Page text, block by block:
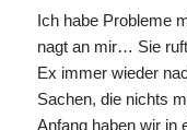
Ich habe Probleme
nagt an mir… Sie
Ex immer wieder
Sachen, die nichts
Anfang haben wir in